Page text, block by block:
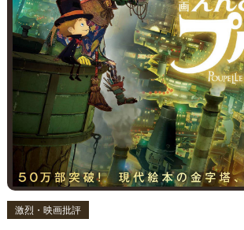
激烈・映画批評